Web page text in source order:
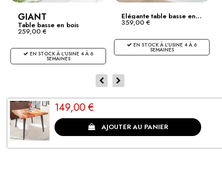
GIANT
Table basse en bois
noble...
259,00 €
EN STOCK À L'USINE 4 À 6
SEMAINES
Elégante table basse en...
359,00 €
EN STOCK À L'USINE 4 À 6
SEMAINES
149,00 €
AJOUTER AU PANIER
CLIENTS SATISFAITS